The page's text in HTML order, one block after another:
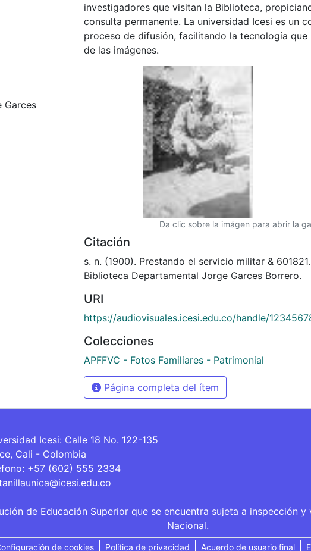
Garces
investigadores que visitan la Biblioteca,
consulta permanente. La universidad Icesi es un
proceso de difusión, facilitando la tecnología que
de las imágenes.
Da clic sobre la imágen para abrir la
Citación
s. n. (1900). Prestando el servicio militar & 601821.
Biblioteca Departamental Jorge Garces Borrero.
URI
https://audiovisuales.icesi.edu.co/handle/
Colecciones
APFFVC - Fotos Familiares - Patrimonial
Página completa del ítem
Icesi: Calle 18 No. 122-135
Cali - Colombia
+57 (602) 555 2334
de Educación Superior que se encuentra sujeta a inspección
Nacional.
de cookies Política de privacidad Acuerdo de usuario final